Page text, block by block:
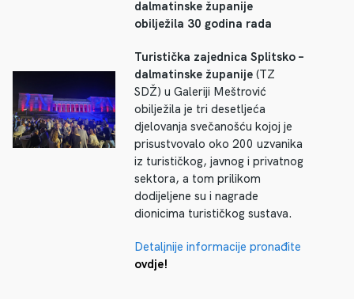
dalmatinske županije
obilježila 30 godina rada
Turistička zajednica Splitsko –
dalmatinske županije(TZ
SDŽ) u Galeriji Meštrović
obilježila je tri desetljeća
djelovanja svečanošću kojoj je
prisustvovalo oko 200 uzvanika
iz turističkog, javnog i privatnog
sektora, a tom prilikom
dodijeljene su i nagrade
dionicima turističkog sustava.
Detaljnije informacije pronađite
ovdje!